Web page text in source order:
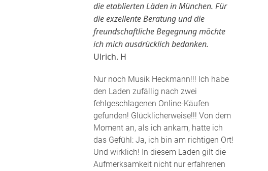
die etablierten Läden in München. Für
die exzellente Beratung und die
freundschaftliche Begegnung möchte
ich mich ausdrücklich bedanken.
Ulrich. H
Nur noch Musik Heckmann!!! Ich habe
den Laden zufällig nach zwei
fehlgeschlagenen Online-Käufen
gefunden! Glücklicherweise!!! Von dem
Moment an, als ich ankam, hatte ich
das Gefühl: Ja, ich bin am richtigen Ort!
Und wirklich! In diesem Laden gilt die
Aufmerksamkeit nicht nur erfahrenen